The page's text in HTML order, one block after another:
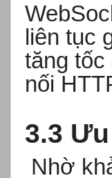
liên tục
tăng tốc
nối
3.3
Nhờ